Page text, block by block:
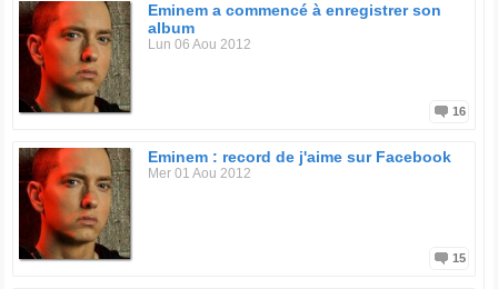
Eminem a commencé à enregistrer son
album
Lun 06 Aou 2012
16
Eminem : record de j'aime sur Facebook
Mer 01 Aou 2012
15